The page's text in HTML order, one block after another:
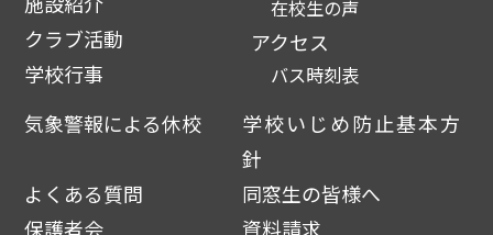
クラブ活動
学校行事
在校生の声
アクセス
バス時刻表
気象警報による休校
学校いじめ防止基本方
針
よくある質問
同窓生の皆様へ
保護者会
資料請求